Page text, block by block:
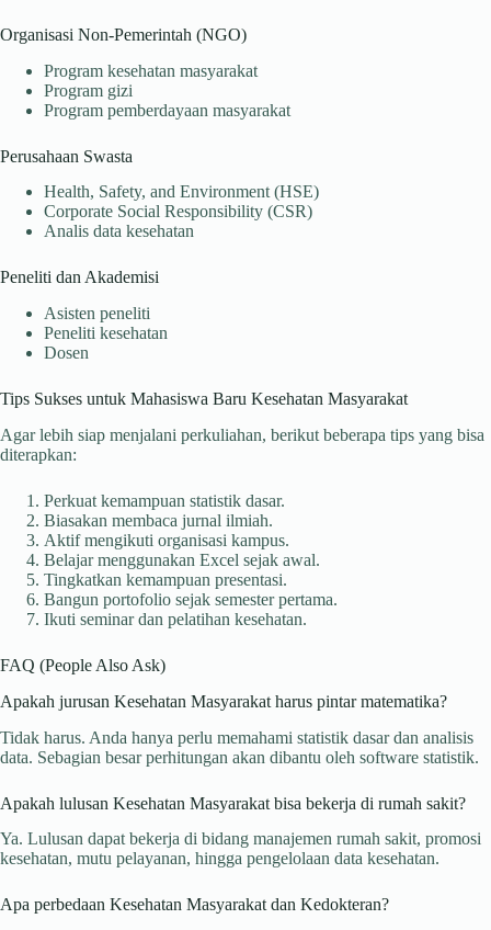
Organisasi Non-Pemerintah (NGO)
Program kesehatan masyarakat
Program gizi
Program pemberdayaan masyarakat
Perusahaan Swasta
Health, Safety, and Environment (HSE)
Corporate Social Responsibility (CSR)
Analis data kesehatan
Peneliti dan Akademisi
Asisten peneliti
Peneliti kesehatan
Dosen
Tips Sukses untuk Mahasiswa Baru Kesehatan Masyarakat
Agar lebih siap menjalani perkuliahan, berikut beberapa tips yang bisa
diterapkan:
Perkuat kemampuan statistik dasar.
Biasakan membaca jurnal ilmiah.
Aktif mengikuti organisasi kampus.
Belajar menggunakan Excel sejak awal.
Tingkatkan kemampuan presentasi.
Bangun portofolio sejak semester pertama.
Ikuti seminar dan pelatihan kesehatan.
FAQ (People Also Ask)
Apakah jurusan Kesehatan Masyarakat harus pintar matematika?
Tidak harus. Anda hanya perlu memahami statistik dasar dan analisis
data. Sebagian besar perhitungan akan dibantu oleh software statistik.
Apakah lulusan Kesehatan Masyarakat bisa bekerja di rumah sakit?
Ya. Lulusan dapat bekerja di bidang manajemen rumah sakit, promosi
kesehatan, mutu pelayanan, hingga pengelolaan data kesehatan.
Apa perbedaan Kesehatan Masyarakat dan Kedokteran?